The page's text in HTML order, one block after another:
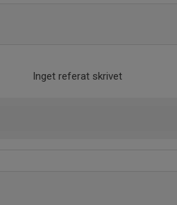
Inget referat skrivet